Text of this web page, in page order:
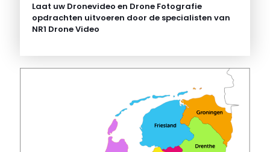
Laat uw Dronevideo en Drone Fotografie
opdrachten uitvoeren door de specialisten van
NR1 Drone Video